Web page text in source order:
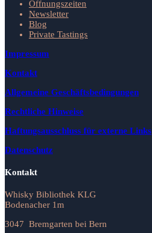
Öffnungszeiten
Newsletter
Blog
Private Tastings
Impressum
Kontakt
Allgemeine Geschäftsbedingungen
Rechtliche Hinweise
Haftungsausschluss für externe Links
Datenschutz
Kontakt
Whisky Bibliothek KLG
Bodenacher 1m
3047 Bremgarten bei Bern